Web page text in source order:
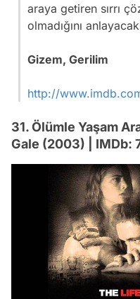
araya getiren sırrı
olmadığını
Gizem, Gerilim
http://
31. Ölümle Yaşam
Gale (2003) | IMDb: